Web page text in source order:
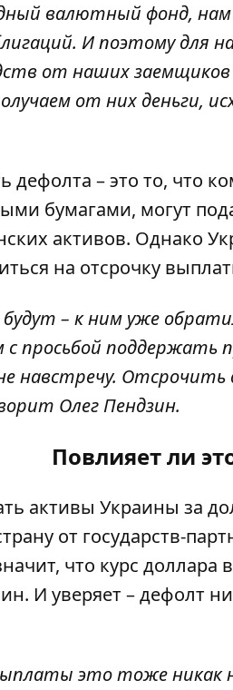
валютный фонд,
И поэтому для
от наших
от них деньги,
дефолта – это то, что
бумагами, могут
активов. Однако
на отсрочку
– к ним уже
с просьбой
навстречу. Отсрочить
Олег Пендзин.
Повлияет ли
активы Украины за
от государств-
что курс
И уверяет – дефолт
это тоже никак